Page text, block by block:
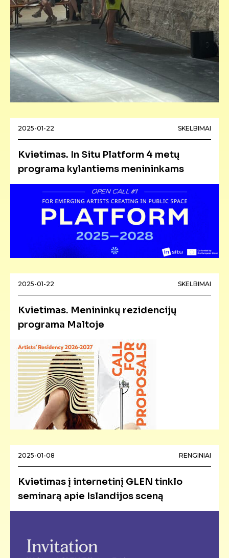
2025-01-22 SKELBIMAI
Kvietimas. In Situ Platform 4 metų
programa kylantiems menininkams
2025-01-22 SKELBIMAI
Kvietimas. Menininkų rezidencijų
programa Maltoje
2025-01-08 RENGINIAI
Kvietimas į internetinį GLEN tinklo
seminarą apie Islandijos sceną